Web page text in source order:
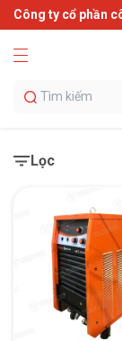
Công ty cổ phần
Lọc